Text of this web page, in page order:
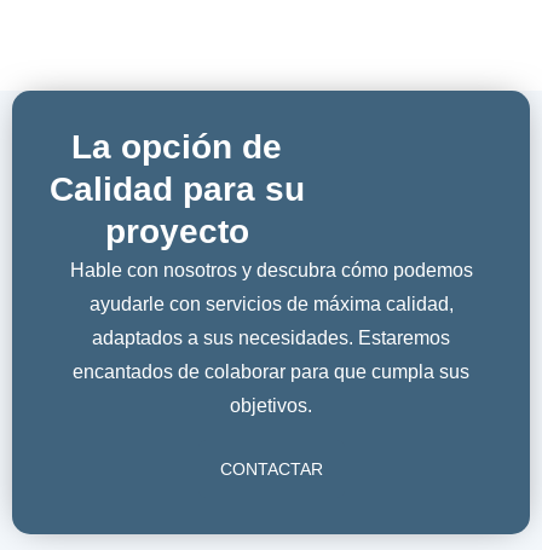
La opción de
Calidad para su
proyecto
Hable con nosotros y descubra cómo podemos
ayudarle con servicios de máxima calidad,
adaptados a sus necesidades. Estaremos
encantados de colaborar para que cumpla sus
objetivos.
CONTACTAR